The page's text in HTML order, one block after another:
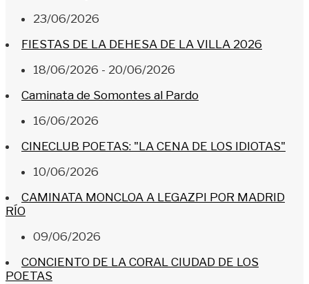
23/06/2026
FIESTAS DE LA DEHESA DE LA VILLA 2026
18/06/2026 - 20/06/2026
Caminata de Somontes al Pardo
16/06/2026
CINECLUB POETAS: "LA CENA DE LOS IDIOTAS"
10/06/2026
CAMINATA MONCLOA A LEGAZPI POR MADRID
RÍO
09/06/2026
CONCIENTO DE LA CORAL CIUDAD DE LOS
POETAS